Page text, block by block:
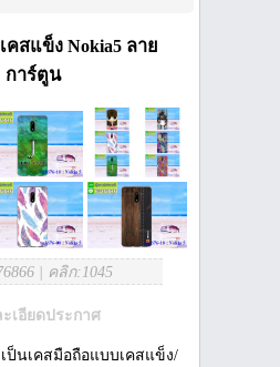
เคสแข็ง Nokia5 ลาย
การ์ตูน
คลิก:1045
ะเอียดประกาศ
เป็นเคสมือถือแบบเคสแข็ง/